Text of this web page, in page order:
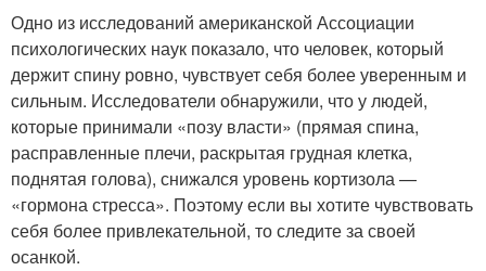
Одно из исследований американской Ассоциации
психологических наук показало, что человек, который
держит спину ровно, чувствует себя более уверенным и
сильным. Исследователи обнаружили, что у людей,
которые принимали «позу власти» (прямая спина,
расправленные плечи, раскрытая грудная клетка,
поднятая голова), снижался уровень кортизола —
«гормона стресса». Поэтому если вы хотите чувствовать
себя более привлекательной, то следите за своей
осанкой.